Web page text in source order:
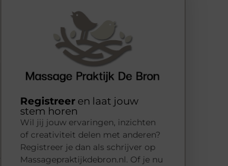
Registreer en laat jouw
stem horen
Wil jij jouw ervaringen, inzichten
of creativiteit delen met anderen?
Registreer je dan als schrijver op
Massagepraktijkdebron.nl. Of je nu